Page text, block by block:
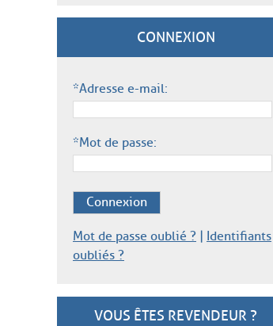
CONNEXION
*Adresse e-mail:
*Mot de passe:
Connexion
Mot de passe oublié ? | Identifiants
oubliés ?
VOUS ÊTES REVENDEUR ?